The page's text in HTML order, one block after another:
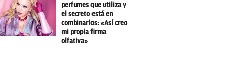
perfumes que utiliza y
el secreto está en
combinarlos: «Así creo
mi propia firma
olfativa»